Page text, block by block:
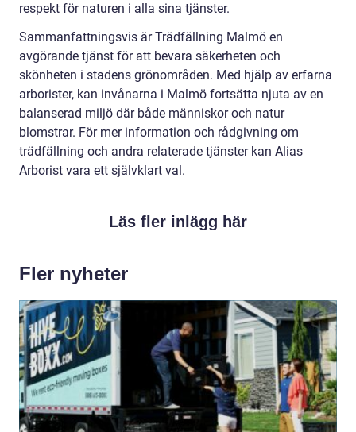
respekt för naturen i alla sina tjänster.
Sammanfattningsvis är Trädfällning Malmö en
avgörande tjänst för att bevara säkerheten och
skönheten i stadens grönområden. Med hjälp av erfarna
arborister, kan invånarna i Malmö fortsätta njuta av en
balanserad miljö där både människor och natur
blomstrar. För mer information och rådgivning om
trädfällning och andra relaterade tjänster kan Alias
Arborist vara ett självklart val.
Läs fler inlägg här
Fler nyheter